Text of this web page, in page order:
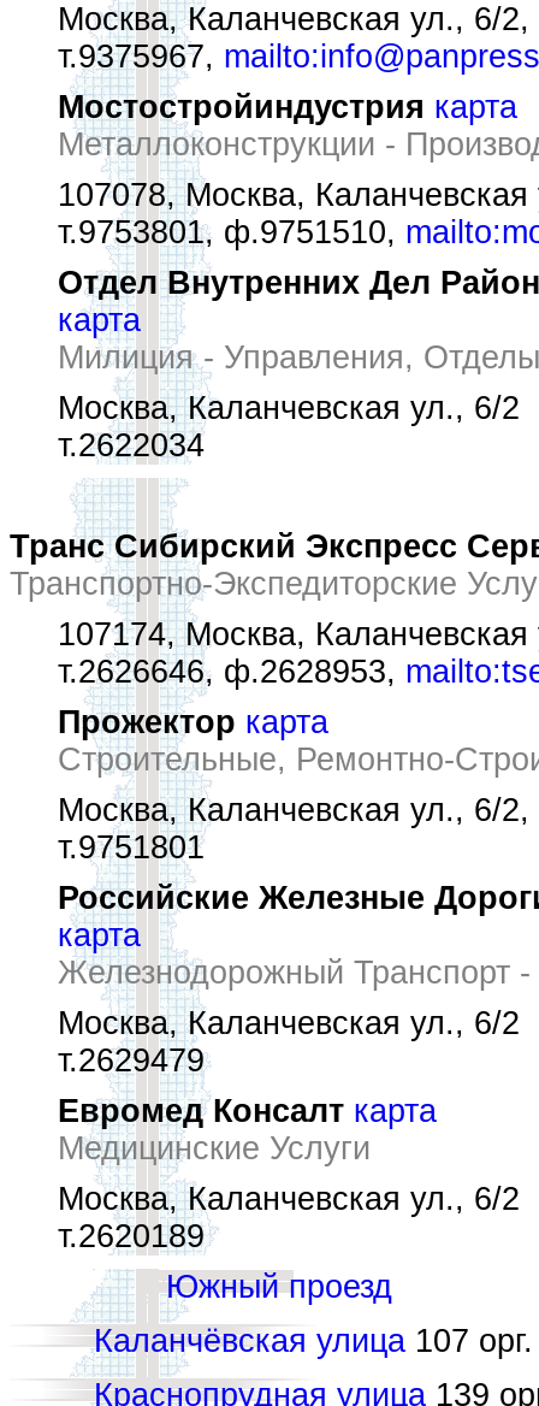
Москва, Каланчевская ул., 6/2,
т.9375967,
Мостостройиндустрия карта
Металлоконструкции -
107078, Москва, Каланчевская
т.9753801, ф.9751510,
Отдел Внутренних Дел
карта
Милиция - Управления,
Москва, Каланчевская ул., 6/2
т.2622034
Транс Сибирский Экспресс
Транспортно-Экспедиторские
107174, Москва,
т.2626646, ф.2628953,
Прожектор карта
Строительные, Ремонтно-
Москва, Каланчевская ул., 6/2,
т.9751801
Российские Железные
карта
Железнодорожный Транспорт -
Москва, Каланчевская ул., 6/2
т.2629479
Евромед Консалт карта
Медицинские Услуги
Москва, Каланчевская ул., 6/2
т.2620189
Южный проезд
Каланчёвская улица 107 орг.
Краснопрудная улица 139